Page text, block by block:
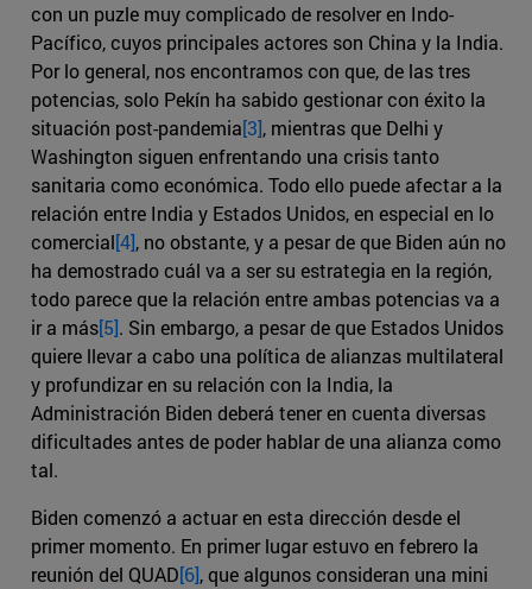
con un puzle muy complicado de resolver en Indo-
Pacífico, cuyos principales actores son China y la India.
Por lo general, nos encontramos con que, de las tres
potencias, solo Pekín ha sabido gestionar con éxito la
situación post-pandemia[3], mientras que Delhi y
Washington siguen enfrentando una crisis tanto
sanitaria como económica. Todo ello puede afectar a la
relación entre India y Estados Unidos, en especial en lo
comercial[4], no obstante, y a pesar de que Biden aún no
ha demostrado cuál va a ser su estrategia en la región,
todo parece que la relación entre ambas potencias va a
ir a más[5]. Sin embargo, a pesar de que Estados Unidos
quiere llevar a cabo una política de alianzas multilateral
y profundizar en su relación con la India, la
Administración Biden deberá tener en cuenta diversas
dificultades antes de poder hablar de una alianza como
tal.
Biden comenzó a actuar en esta dirección desde el
primer momento. En primer lugar estuvo en febrero la
reunión del QUAD[6], que algunos consideran una mini